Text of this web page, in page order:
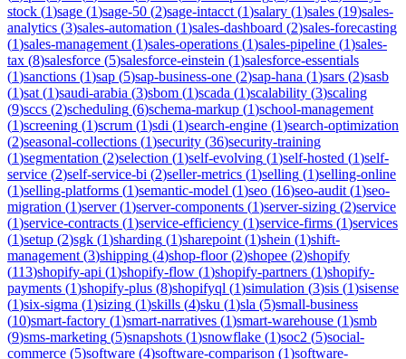
stock (1)sage (1)sage-50 (2)sage-intacct (1)salary (1)sales (19)sales-
analytics (3)sales-automation (1)sales-dashboard (2)sales-forecasting
(1)sales-management (1)sales-operations (1)sales-pipeline (1)sales-
tax (8)salesforce (5)salesforce-einstein (1)salesforce-essentials
(1)sanctions (1)sap (5)sap-business-one (2)sap-hana (1)sars (2)sasb
(1)sat (1)saudi-arabia (3)sbom (1)scada (1)scalability (3)scaling
(9)sccs (2)scheduling (6)schema-markup (1)school-management
(1)screening (1)scrum (1)sdi (1)search-engine (1)search-optimization
(2)seasonal-collections (1)security (36)security-training
(1)segmentation (2)selection (1)self-evolving (1)self-hosted (1)self-
service (2)self-service-bi (2)seller-metrics (1)selling (1)selling-online
(1)selling-platforms (1)semantic-model (1)seo (16)seo-audit (1)seo-
migration (1)server(1)server-components (1)server-sizing (2)service
(1)service-contracts (1)service-efficiency (1)service-firms (1)services
(1)setup (2)sgk (1)sharding (1)sharepoint (1)shein (1)shift-
management (3)shipping (4)shop-floor(2)shopee (2)shopify
(113)shopify-api (1)shopify-flow (1)shopify-partners (1)shopify-
payments (1)shopify-plus (8)shopifyql (1)simulation (3)sis (1)sisense
(1)six-sigma (1)sizing (1)skills (4)sku (1)sla (5)small-business
(10)smart-factory (1)smart-narratives (1)smart-warehouse (1)smb
(9)sms-marketing (5)snapshots (1)snowflake (1)soc2 (5)social-
commerce (5)software (4)software-comparison (1)software-